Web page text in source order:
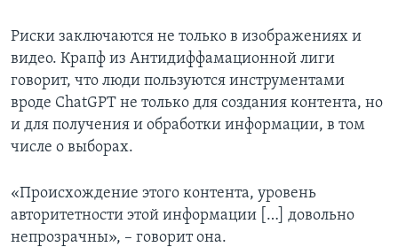
Риски заключаются не только в изображениях и
видео. Крапф из Антидиффамационной лиги
говорит, что люди пользуются инструментами
вроде ChatGPT не только для создания контента, но
и для получения и обработки информации, в том
числе о выборах.
«Происхождение этого контента, уровень
авторитетности этой информации […] довольно
непрозрачны», – говорит она.